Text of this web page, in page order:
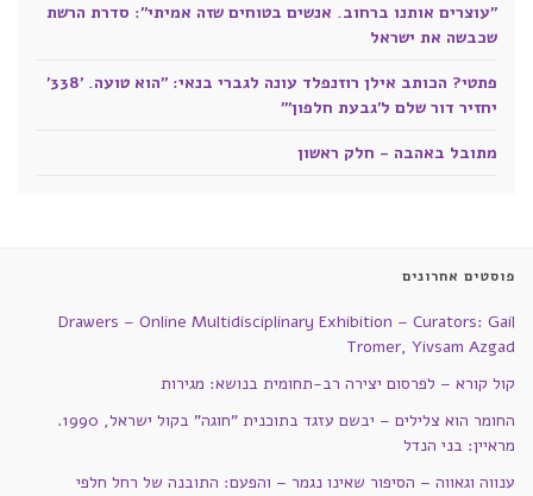
"עוצרים אותנו ברחוב. אנשים בטוחים שזה אמיתי": סדרת הרשת
שכבשה את ישראל
פתטי? הכותב אילן רוזנפלד עונה לגברי בנאי: "הוא טועה. '338'
יחזיר דור שלם ל'גבעת חלפון'"
מתובל באהבה - חלק ראשון
פוסטים אחרונים
Drawers – Online Multidisciplinary Exhibition – Curators: Gail
Tromer, Yivsam Azgad
קול קורא – לפרסום יצירה רב-תחומית בנושא: מגירות
החומר הוא צלילים – יבשם עזגד בתוכנית "חוגה" בקול ישראל, 1990.
מראיין: בני הנדל
ענווה וגאווה – הסיפור שאינו נגמר – והפעם: התובנה של רחל חלפי